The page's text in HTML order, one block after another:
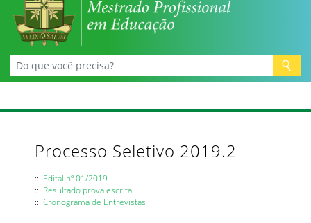
Processo Seletivo 2019.2
::. Edital nº 01/2019
::. Resultado prova escrita
::. Cronograma de Entrevistas